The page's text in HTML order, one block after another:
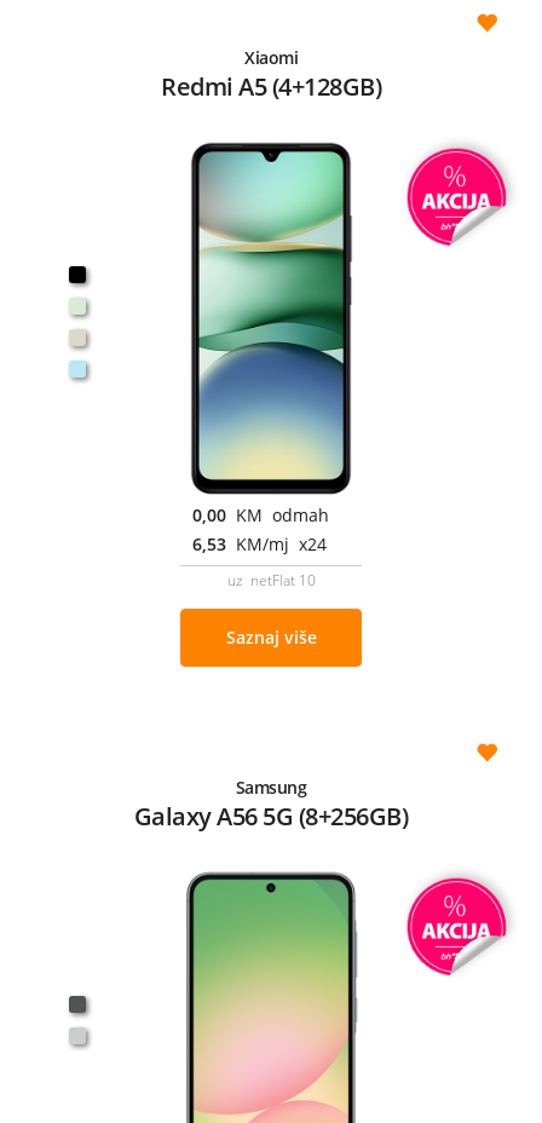
Xiaomi
Redmi A5 (4+128GB)
0,00 KM odmah
6,53 KM/mj x24
uz netFlat 10
Saznaj više
Samsung
Galaxy A56 5G (8+256GB)